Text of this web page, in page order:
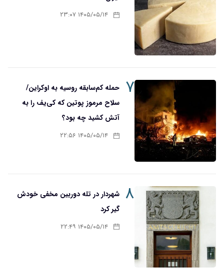
۱۴۰۵/۰۵/۱۴ ۲۳:۰۷
۷
حمله کم‌سابقه روسیه به اوکراین/
سلاح مرموز پوتین که کی‌یف را به
آتش کشید چه بود؟
۱۴۰۵/۰۵/۱۴ ۲۲:۵۶
۸
شهردار در تله دوربین مخفی خودش
گیر کرد
۱۴۰۵/۰۵/۱۴ ۲۲:۴۹